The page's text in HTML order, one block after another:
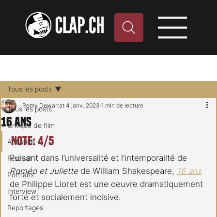
Tous les posts
Critique de film
Actualité
Festival
Portraits
Interview
Reportages
Tous les posts
16 ans
Remy Dewarrat 4 janv. 2023 1 min de lecture
Note: 4/5
Puisant dans l’universalité et l’intemporalité de
Roméo et Juliette de William Shakespeare, 16 ans
de Philippe Lioret est une oeuvre dramatiquement
forte et socialement incisive.